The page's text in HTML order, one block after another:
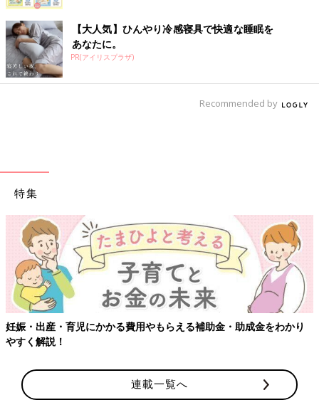
【大人気】ひんやり冷感寝具で快適な睡眠を
あなたに。
PR(アイリスプラザ)
Recommended by
特集
妊娠・出産・育児にかかる費用やもらえる補助金・助成金をわかり
やすく解説！
連載一覧へ